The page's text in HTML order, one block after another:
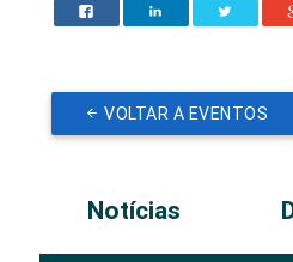
VOLTAR A EVENTOS
Notícias